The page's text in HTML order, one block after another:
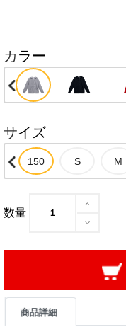
カラー
サイズ
数量
商品詳細